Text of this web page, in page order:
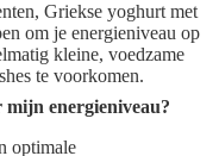
Griekse yoghurt met
om je energieniveau op
kleine, voedzame
te voorkomen.
energieniveau?
optimale